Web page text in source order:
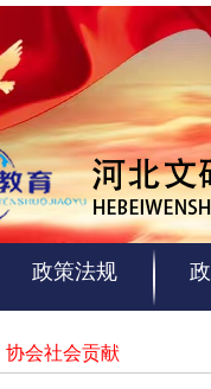
政策法规
协会社会贡献